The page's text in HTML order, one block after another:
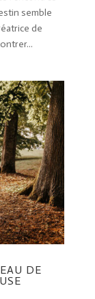
semble
de
DE